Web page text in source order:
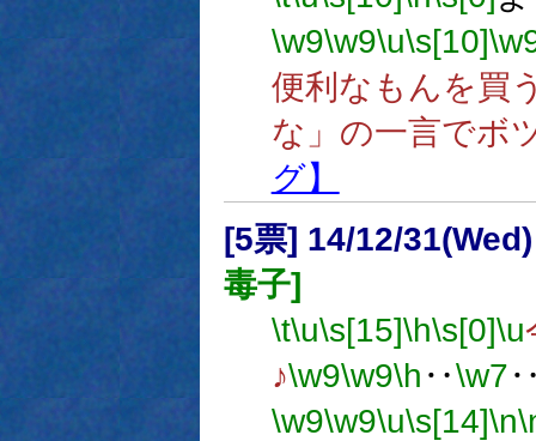
\w9\w9\u\s[10]
便利なもんを買
な」の一言でボ
グ】
[5票] 14/12/
毒子]
\t\u\s[15]\h\s[0]\u
♪\w9\w9\h ‥\w7
\w9\w9\u\s[14]\n